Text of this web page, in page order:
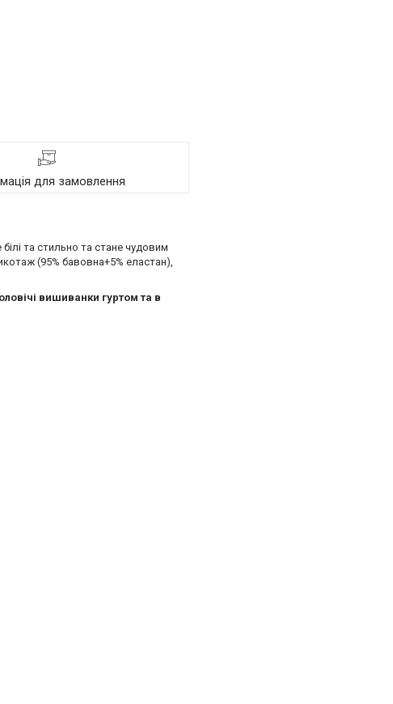
для замовлення
та стильно та стане чудовим
(95% бавовна+5% еластан),
вишиванки гуртом та в